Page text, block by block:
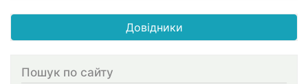
Довідники
Пошук по сайту